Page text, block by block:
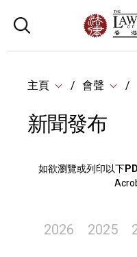
主頁 會聲
新聞發布
如欲瀏覽或列印以下
2026 2025